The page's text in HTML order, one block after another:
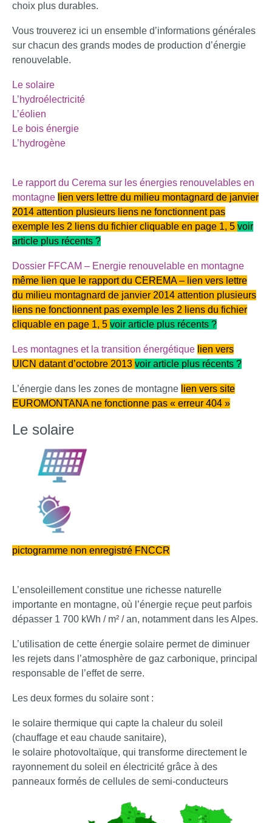
choix plus durables.
Vous trouverez ici un ensemble d’informations générales
sur chacun des grands modes de production d’énergie
renouvelable.
Le solaire
L’hydroélectricité
L’éolien
Le bois énergie
L’hydrogène
Le rapport du Cerema sur les énergies renouvelables en
montagne lien vers lettre du milieu montagnard de janvier
2014 attention plusieurs liens ne fonctionnent pas
exemple les 2 liens du fichier cliquable en page 1, 5 voir
article plus récents ?
Dossier FFCAM – Energie renouvelable en montagne
même lien que le rapport du CEREMA – lien vers lettre
du milieu montagnard de janvier 2014 attention plusieurs
liens ne fonctionnent pas exemple les 2 liens du fichier
cliquable en page 1, 5 voir article plus récents ?
Les montagnes et la transition énergétique lien vers
UICN datant d’octobre 2013 voir article plus récents ?
L’énergie dans les zones de montagne lien vers site
EUROMONTANA ne fonctionne pas « erreur 404 »
Le solaire
pictogramme non enregistré FNCCR
L’ensoleillement constitue une richesse naturelle
importante en montagne, où l’énergie reçue peut parfois
dépasser 1 700 kWh / m² / an, notamment dans les Alpes.
L’utilisation de cette énergie solaire permet de diminuer
les rejets dans l’atmosphère de gaz carbonique, principal
responsable de l’effet de serre.
Les deux formes du solaire sont :
le solaire thermique qui capte la chaleur du soleil
(chauffage et eau chaude sanitaire),
le solaire photovoltaïque, qui transforme directement le
rayonnement du soleil en électricité grâce à des
panneaux formés de cellules de semi-conducteurs